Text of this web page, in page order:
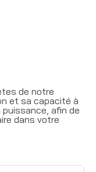
de notre
et sa capacité à
afin de
dans votre